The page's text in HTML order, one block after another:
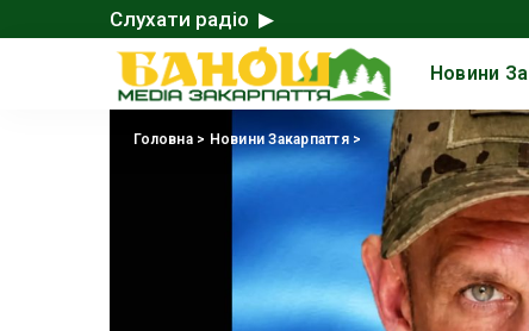
Слухати радіо ▶
Новини
Головна> Новини Закарпаття>